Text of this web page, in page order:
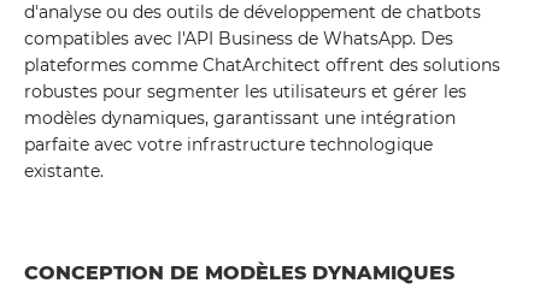
d'analyse ou des outils de développement de chatbots
compatibles avec l'API Business de WhatsApp. Des
plateformes comme ChatArchitect offrent des solutions
robustes pour segmenter les utilisateurs et gérer les
modèles dynamiques, garantissant une intégration
parfaite avec votre infrastructure technologique
existante.
CONCEPTION DE MODÈLES DYNAMIQUES